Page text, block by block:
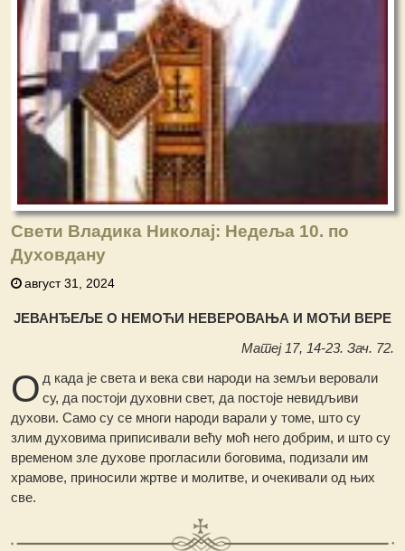
Свети Владика Николај: Недеља 10. по
Духовдану
август 31, 2024
ЈЕВАНЂЕЉЕ О НЕМОЋИ НЕВЕРОВАЊА И МОЋИ ВЕРЕ
Матеј 17, 14-23. Зач. 72.
О д када је света и века сви народи на земљи веровали
су, да постоји духовни свет, да постоје невидљиви
духови. Само су се многи народи варали у томе, што су
злим духовима приписивали већу моћ него добрим, и што су
временом зле духове прогласили боговима, подизали им
храмове, приносили жртве и молитве, и очекивали од њих
све.